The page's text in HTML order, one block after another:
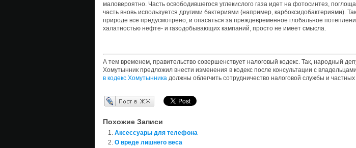
маловероятно. Часть освободившегося углекислого газа идет на фотосинтез,
часть вновь используется другими бактериями (например, карбоксидобактериями).
природе все предусмотрено, и опасаться за преждевременное глобальное
халатностью нефте- и газодобывающих кампаний, просто не имеет смысла.
А тем временем, правительство совершенствует налоговый кодекс. Так, народный
Хомутынник предложил внести изменения в кодекс после консультации с
в кодекс Хомутынника должны облегчить сотрудничество налоговой службы и
Перепост в ЖЖ
Похожие Записи
Аксессуары для телефона
О вреде лишнего веса